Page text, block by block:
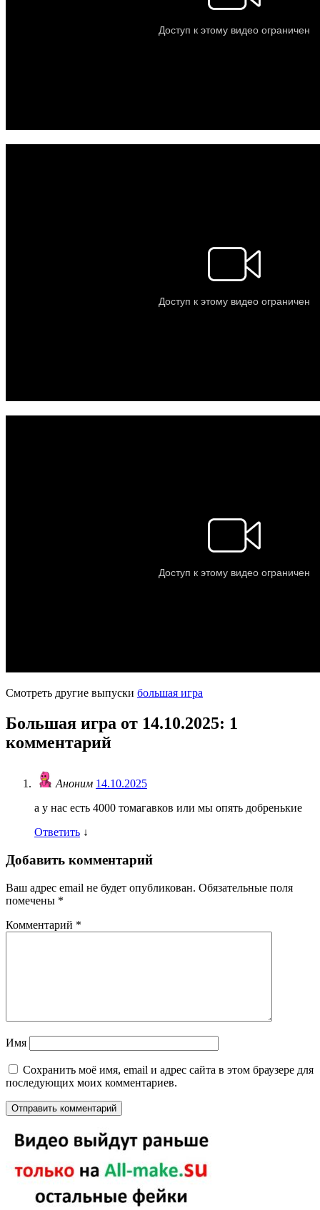
Смотреть другие выпуски большая игра
Большая игра от 14.10.2025: 1
комментарий
Аноним 14.10.2025
а у нас есть 4000 томагавков или мы опять добренькие
Ответить ↓
Добавить комментарий
Ваш адрес email не будет опубликован. Обязательные поля
помечены *
Комментарий *
Имя
Сохранить моё имя, email и адрес сайта в этом браузере для
последующих моих комментариев.